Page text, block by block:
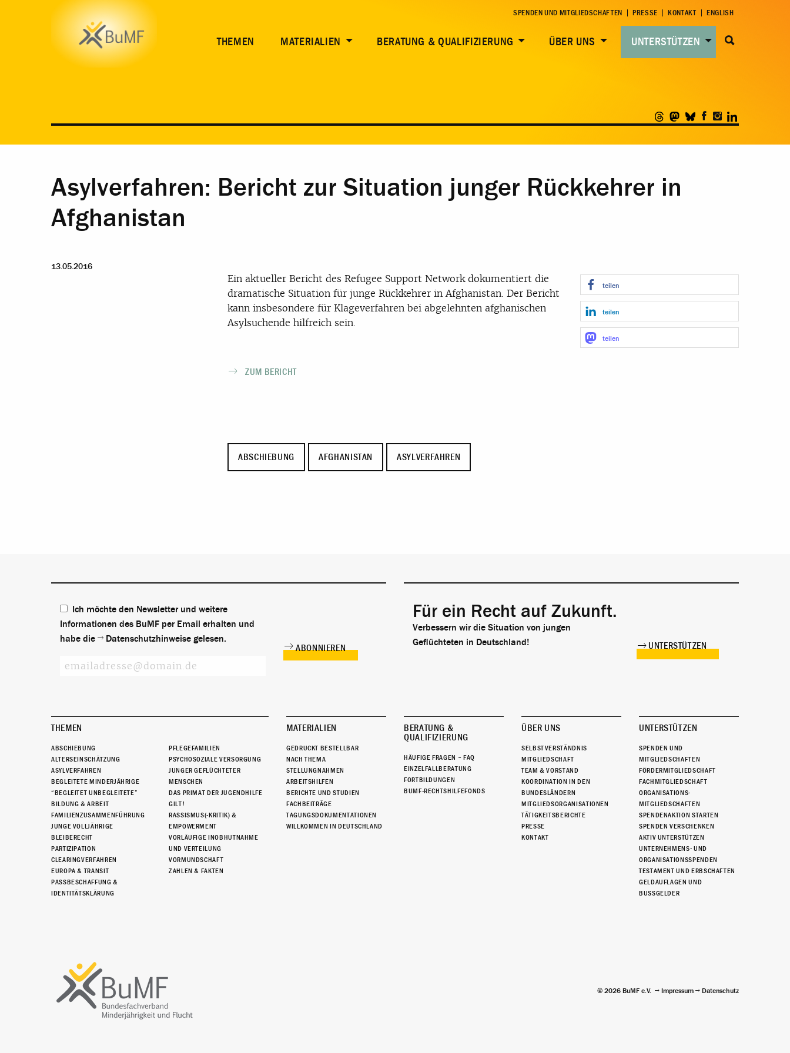
SPENDEN UND MITGLIEDSCHAFTEN PRESSE KONTAKT ENGLISH
THEMEN MATERIALIEN BERATUNG & QUALIFIZIERUNG ÜBER UNS UNTERSTÜTZEN
Asylverfahren: Bericht zur Situation junger Rückkehrer in
Afghanistan
13.05.2016
Ein aktueller Bericht des Refugee Support Network dokumentiert die
dramatische Situation für junge Rückkehrer in Afghanistan. Der Bericht
kann insbesondere für Klageverfahren bei abgelehnten afghanischen
Asylsuchende hilfreich sein.
ZUM BERICHT
ABSCHIEBUNG AFGHANISTAN ASYLVERFAHREN
teilen
teilen
teilen
Ich möchte den Newsletter und weitere
Informationen des BuMF per Email erhalten und
habe die
Datenschutzhinweise gelesen.
Für ein Recht auf Zukunft.
Verbessern wir die Situation von jungen
Geflüchteten in Deutschland!
UNTERSTÜTZEN
THEMEN
ABSCHIEBUNG
ALTERSEINSCHÄTZUNG
ASYLVERFAHREN
BEGLEITETE MINDERJÄHRIGE
“BEGLEITET UNBEGLEITETE”
BILDUNG & ARBEIT
FAMILIENZUSAMMENFÜHRUNG
JUNGE VOLLJÄHRIGE
BLEIBERECHT
PARTIZIPATION
CLEARINGVERFAHREN
EUROPA & TRANSIT
PASSBESCHAFFUNG &
IDENTITÄTSKLÄRUNG
PFLEGEFAMILIEN
PSYCHOSOZIALE VERSORGUNG
JUNGER GEFLÜCHTETER
MENSCHEN
DAS PRIMAT DER JUGENDHILFE
GILT!
RASSISMUS(-KRITIK) &
EMPOWERMENT
VORLÄUFIGE INOBHUTNAHME
UND VERTEILUNG
VORMUNDSCHAFT
ZAHLEN & FAKTEN
MATERIALIEN
GEDRUCKT BESTELLBAR
NACH THEMA
STELLUNGNAHMEN
ARBEITSHILFEN
BERICHTE UND STUDIEN
FACHBEITRÄGE
TAGUNGSDOKUMENTATIONEN
WILLKOMMEN IN DEUTSCHLAND
BERATUNG &
QUALIFIZIERUNG
HÄUFIGE FRAGEN – FAQ
EINZELFALLBERATUNG
FORTBILDUNGEN
BUMF-RECHTSHILFEFONDS
ÜBER UNS
SELBSTVERSTÄNDNIS
MITGLIEDSCHAFT
TEAM & VORSTAND
KOORDINATION IN DEN
BUNDESLÄNDERN
MITGLIEDSORGANISATIONEN
TÄTIGKEITSBERICHTE
PRESSE
KONTAKT
UNTERSTÜTZEN
SPENDEN UND
MITGLIEDSCHAFTEN
FÖRDERMITGLIEDSCHAFT
FACHMITGLIEDSCHAFT
ORGANISATIONS-
MITGLIEDSCHAFTEN
SPENDENAKTION STARTEN
SPENDEN VERSCHENKEN
AKTIV UNTERSTÜTZEN
UNTERNEHMENS- UND
ORGANISATIONSSPENDEN
TESTAMENT UND ERBSCHAFTEN
GELDAUFLAGEN UND
BUSSGELDER
© 2026 BuMF e.V. Impressum Datenschutz